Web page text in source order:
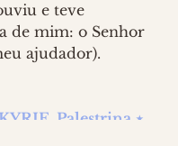
e teve
de mim: o Senhor
ajudador).
Palestrina ⋆